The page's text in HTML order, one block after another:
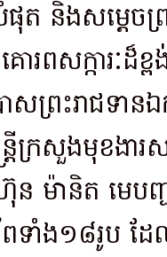
ផុត និងសម្តេច
គោរពសក្ការៈដ៏
សព្រះរាជទាន
ន្ត្រីក្រសួងមុខង
ម៉ានិត មេបញ្
ទាំង១៨រូប ដែ